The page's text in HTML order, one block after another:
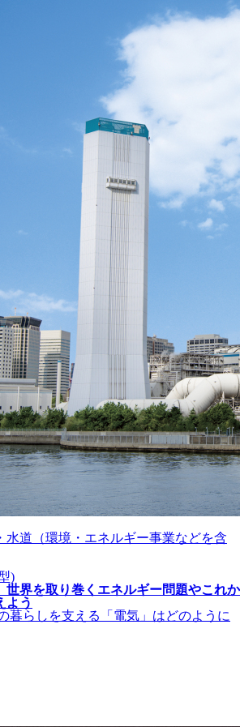
水道（環境・エネルギー事業などを含
)
世界を取り巻くエネルギー問題やこれか
よう
暮らしを支える「電気」はどのように